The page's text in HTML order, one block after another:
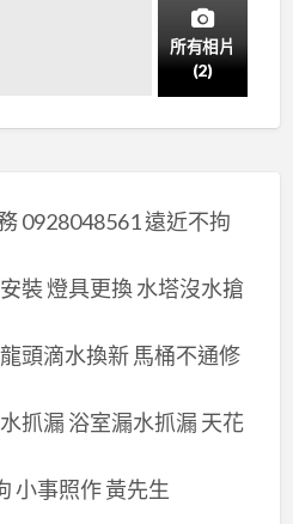
所有相片
(2)
0928048561 遠近不拘
裝 燈具更換 水塔沒水搶
頭滴水換新 馬桶不通修
抓漏 浴室漏水抓漏 天花
小事照作 黃先生